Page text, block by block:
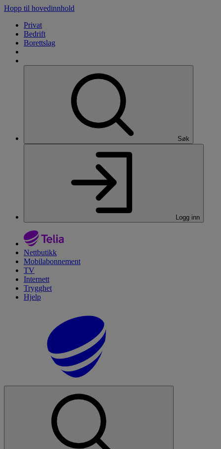
Hopp til hovedinnhold
Privat
Bedrift
Borettslag
Søk
Logg inn
Nettbutikk
Mobilabonnement
TV
Internett
Trygghet
Hjelp